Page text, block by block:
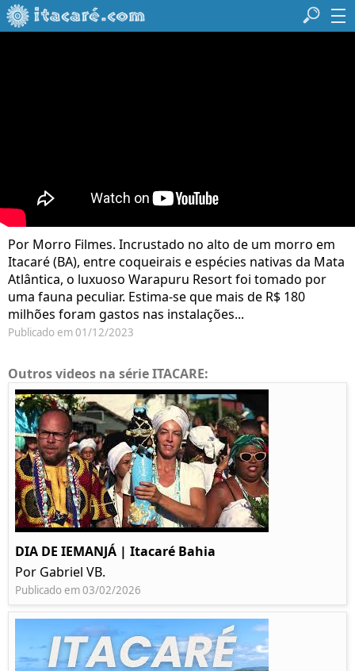
Por Morro Filmes. Incrustado no alto de um morro em
Itacaré (BA), entre coqueirais e espécies nativas da Mata
Atlântica, o luxuoso Warapuru Resort foi tomado por
uma fauna peculiar. Estima-se que mais de R$ 180
milhões foram gastos nas instalações...
Publicado em 01/12/2023
Outros videos na série ITACARE:
DIA DE IEMANJÁ | Itacaré Bahia
Por Gabriel VB.
Publicado em 03/02/2026